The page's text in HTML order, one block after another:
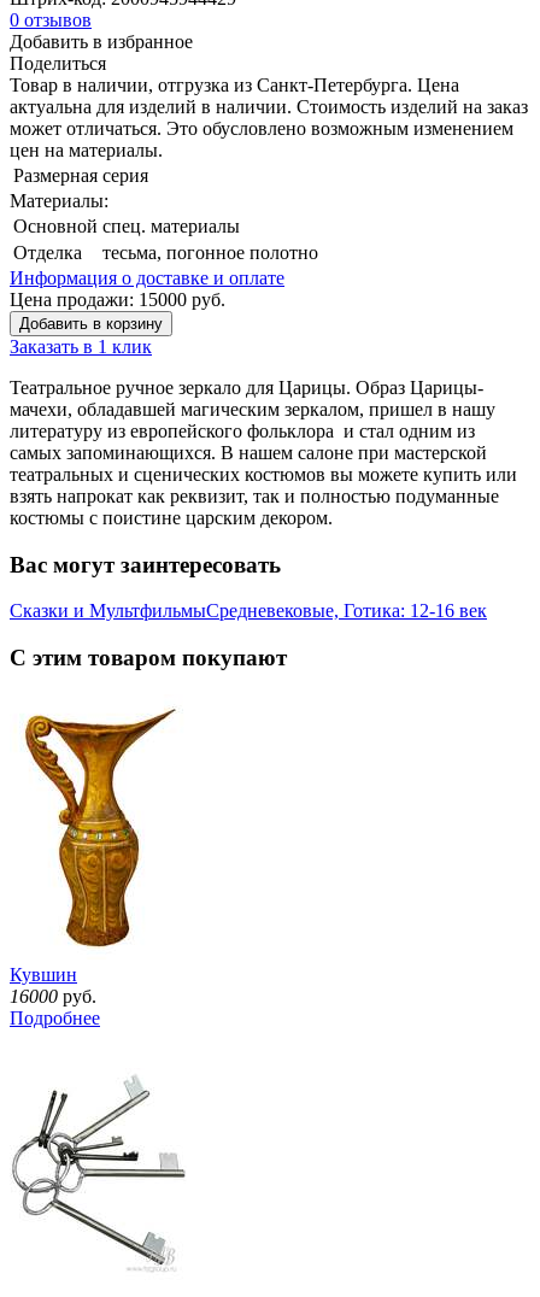
0 отзывов
Добавить в избранное
Поделиться
Товар в наличии, отгрузка из Санкт-Петербурга. Цена
актуальна для изделий в наличии. Стоимость изделий на заказ
может отличаться. Это обусловлено возможным изменением
цен на материалы.
Размерная серия
Материалы:
Основной спец. материалы
Отделка
тесьма, погонное полотно
Информация о доставке и оплате
Цена продажи: 15000 руб.
Добавить в корзину
Заказать в 1 клик
Театральное ручное зеркало для Царицы. Образ Царицы-
мачехи, обладавшей магическим зеркалом, пришел в нашу
литературу из европейского фольклора и стал одним из
самых запоминающихся. В нашем салоне при мастерской
театральных и сценических костюмов вы можете купить или
взять напрокат как реквизит, так и полностью подуманные
костюмы с поистине царским декором.
Вас могут заинтересовать
Сказки и МультфильмыСредневековые, Готика: 12-16 век
С этим товаром покупают
Кувшин
16000 руб.
Подробнее